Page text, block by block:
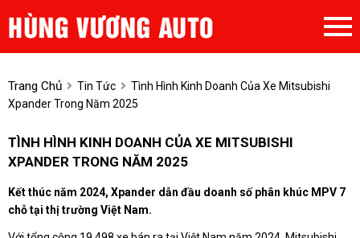
Trang Chủ Tin Tức
Tình Hình Kinh Doanh Của Xe Mitsubishi
Xpander Trong Năm 2025
TÌNH HÌNH KINH DOANH CỦA XE MITSUBISHI
XPANDER TRONG NĂM 2025
Kết thúc năm 2024, Xpander dẫn đầu doanh số phân khúc MPV 7
chỗ tại thị trường Việt Nam.